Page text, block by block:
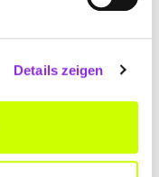
Details zeigen